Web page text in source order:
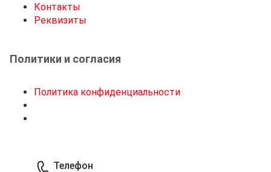
Контакты
Реквизиты
Политики и согласия
Политика конфиденциальности
Телефон